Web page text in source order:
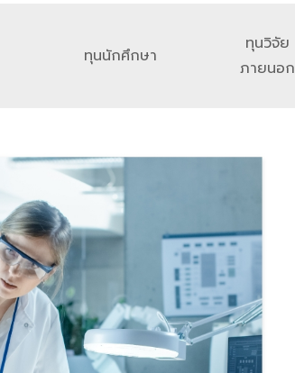
ทุนนักศึกษา
ทุนวิจัย
ภายนอก